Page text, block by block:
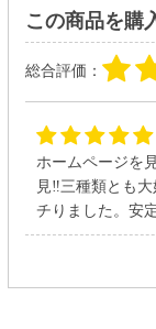
この商品を購
総合評価：
ホームページを
見‼三種類とも
チりました。安